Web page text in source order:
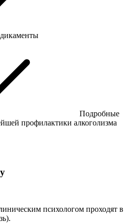
Подробные
профилактики алкоголизма
психологом проходят в